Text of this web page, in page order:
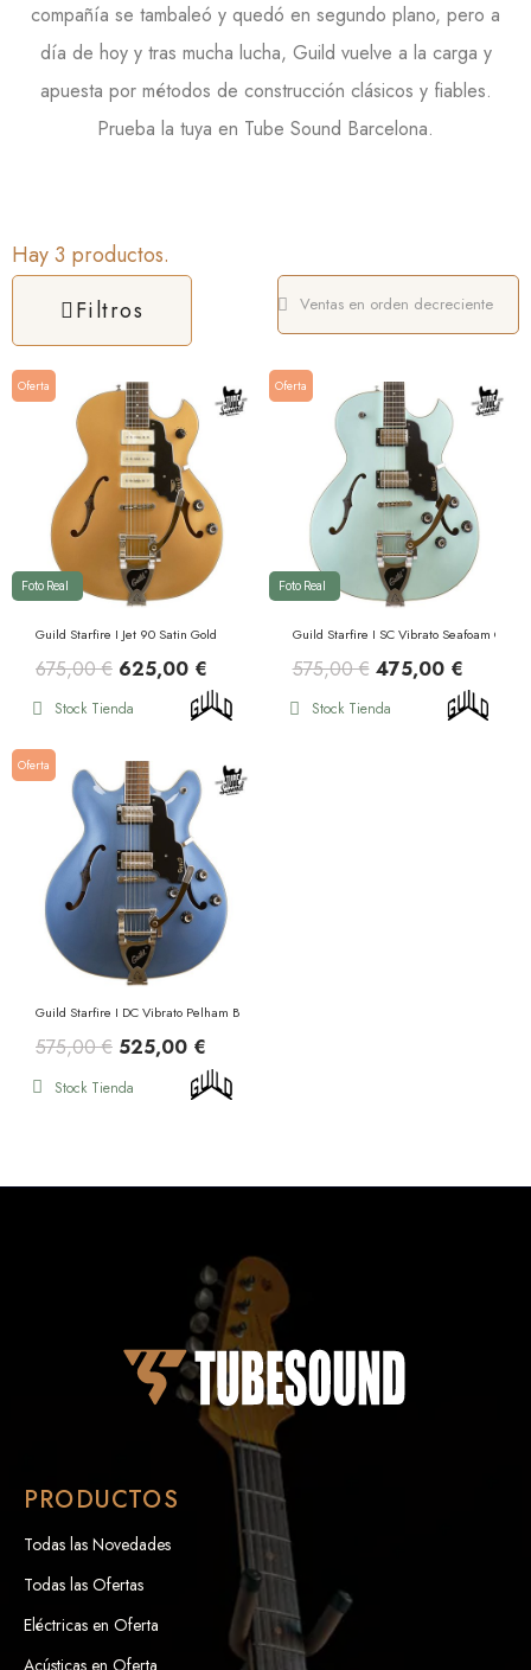
compañía se tambaleó y quedó en segundo plano, pero a
día de hoy y tras mucha lucha, Guild vuelve a la carga y
apuesta por métodos de construcción clásicos y fiables.
Prueba la tuya en Tube Sound Barcelona.
Hay 3 productos.
Filtros
Oferta
Guild Starfire I Jet 90 Satin Gold
675,00 € 625,00 €
Foto Real
Stock Tienda
Oferta
Guild Starfire I SC Vibrato Seafoam Green
575,00 € 475,00 €
Foto Real
Stock Tienda
Oferta
Guild Starfire I DC Vibrato Pelham Blue
575,00 € 525,00 €
Stock Tienda
PRODUCTOS
Todas las Novedades
Todas las Ofertas
Eléctricas en Oferta
Acústicas en Oferta